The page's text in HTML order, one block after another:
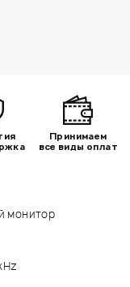
монитор
Принимаем
все виды оплат